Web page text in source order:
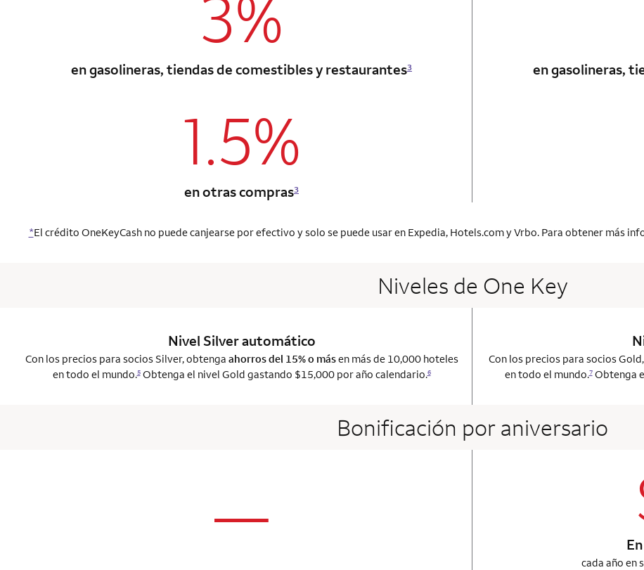
en gasolineras, tiendas de comestibles y restaurantes3 en gasolineras,
column 1 Onkey card
1.5%
en otras compras3
*El crédito OneKeyCash no puede canjearse por efectivo y solo se puede usar en Expedia, Hotels.com y Vrbo. Para obtener más
Niveles de One Key
column 1 Onkey card
Nivel Silverautomático
Con los precios para socios Silver, obtenga ahorros del 15% o másen más de 10,000 hoteles
en todo el mundo.5Obtenga el nivel Gold gastando $15,000 por año calendario.6
Con los precios para socios
en todo el mundo.7Obtenga
Bonificación por aniversario
—not applicable
cada año en